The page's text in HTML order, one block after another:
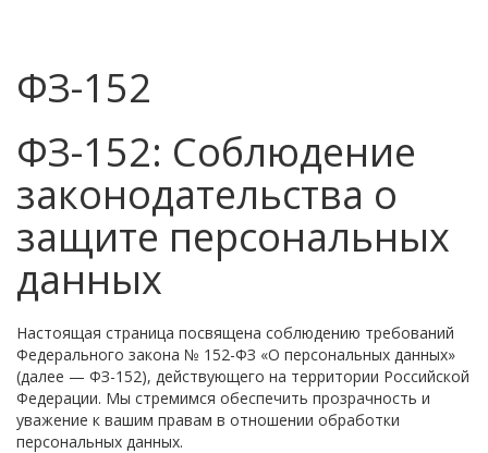
ФЗ-152
ФЗ-152: Соблюдение
законодательства о
защите персональных
данных
Настоящая страница посвящена соблюдению требований
Федерального закона № 152-ФЗ «О персональных данных»
(далее — ФЗ-152), действующего на территории Российской
Федерации. Мы стремимся обеспечить прозрачность и
уважение к вашим правам в отношении обработки
персональных данных.